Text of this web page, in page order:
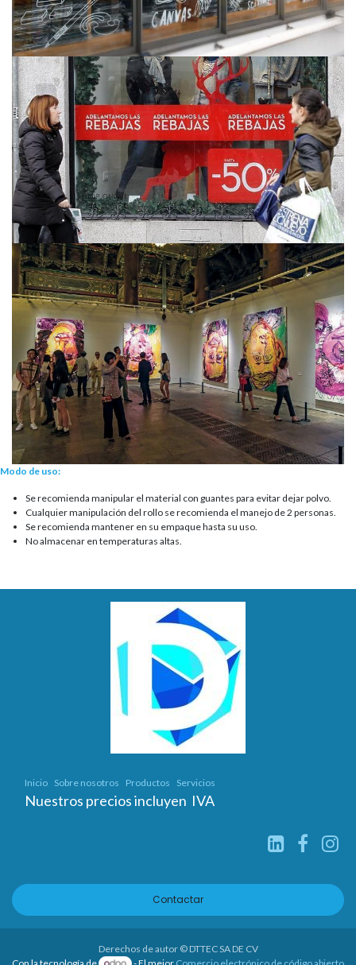
Modo de uso:
Se recomienda manipular el material con guantes para evitar dejar polvo.
Cualquier manipulación del rollo se recomienda el manejo de 2 personas.
Se recomienda mantener en su empaque hasta su uso.
No almacenar en temperaturas altas.
Inicio Sobre nosotros Productos Servicios
Nuestros precios incluyen IVA
Contactar
Derechos de autor © DTTEC SA DE CV